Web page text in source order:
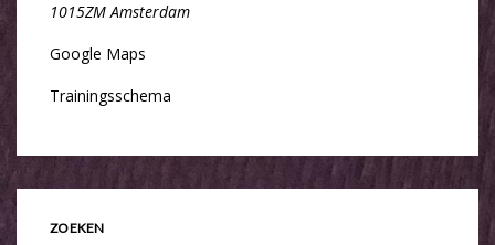
1015ZM Amsterdam
Google Maps
Trainingsschema
ZOEKEN